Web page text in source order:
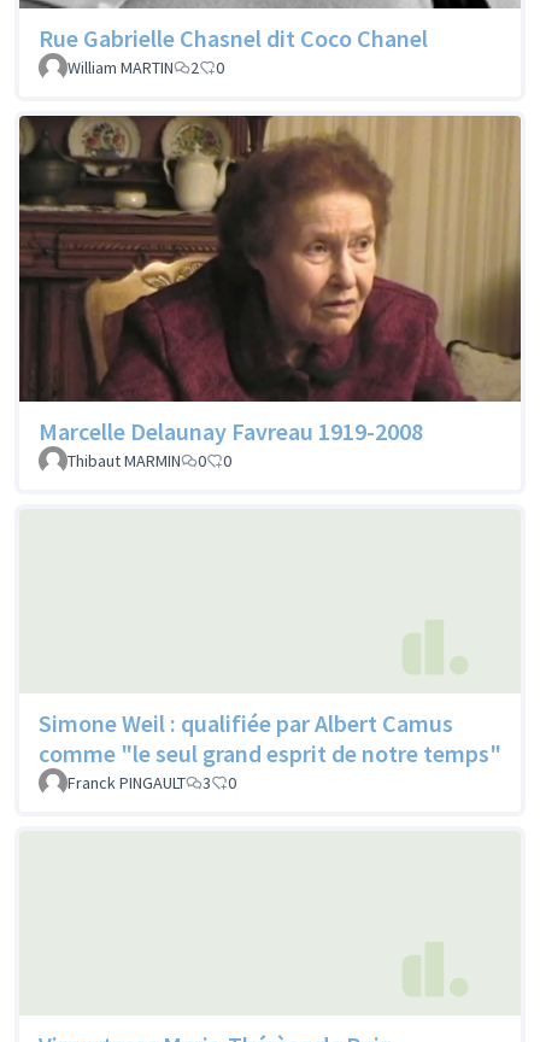
Rue Gabrielle Chasnel dit Coco Chanel
William MARTIN 2 0
Marcelle Delaunay Favreau 1919-2008
Thibaut MARMIN 0 0
Simone Weil : qualifiée par Albert Camus
comme "le seul grand esprit de notre temps"
Franck PINGAULT 3 0